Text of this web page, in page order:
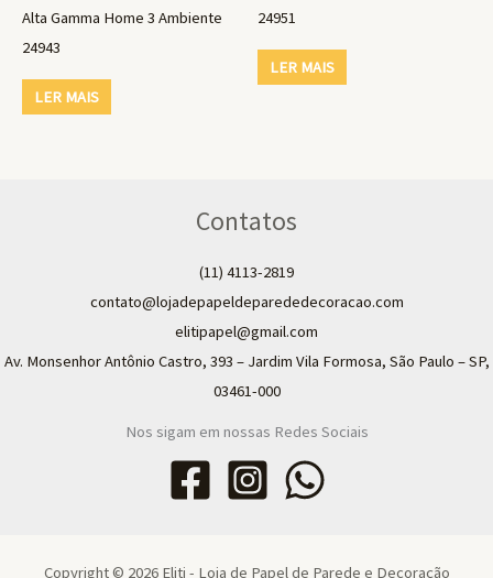
Alta Gamma Home 3 Ambiente
24943
LER MAIS
24951
LER MAIS
Contatos
(11) 4113-2819
contato@lojadepapeldeparededecoracao.com
elitipapel@gmail.com​
Av. Monsenhor Antônio Castro, 393 – Jardim Vila Formosa, São Paulo – SP,
03461-000
Nos sigam em nossas Redes Sociais
Copyright © 2026 Eliti - Loja de Papel de Parede e Decoração